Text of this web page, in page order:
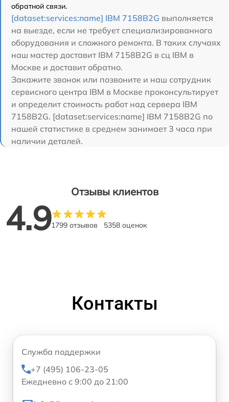
обратной связи.
[dataset:services:name] IBM 7158B2G выполняется
на выезде, если не требует специализированного
оборудования и сложного ремонта. В таких случаях
наш мастер доставит IBM 7158B2G в сц IBM в
Москве и доставит обратно.
Закажите звонок или позвоните и наш сотрудник
сервисного центра IBM в Москве проконсультирует
и определит стоимость работ над сервера IBM
7158B2G. [dataset:services:name] IBM 7158B2G по
нашей статистике в среднем занимает 3 часа при
наличии деталей.
Отзывы клиентов
4.91799 отзывов 5358 оценок
Контакты
Служба поддержки
+7 (495) 106-23-05
Ежедневно с 9:00 до 21:00